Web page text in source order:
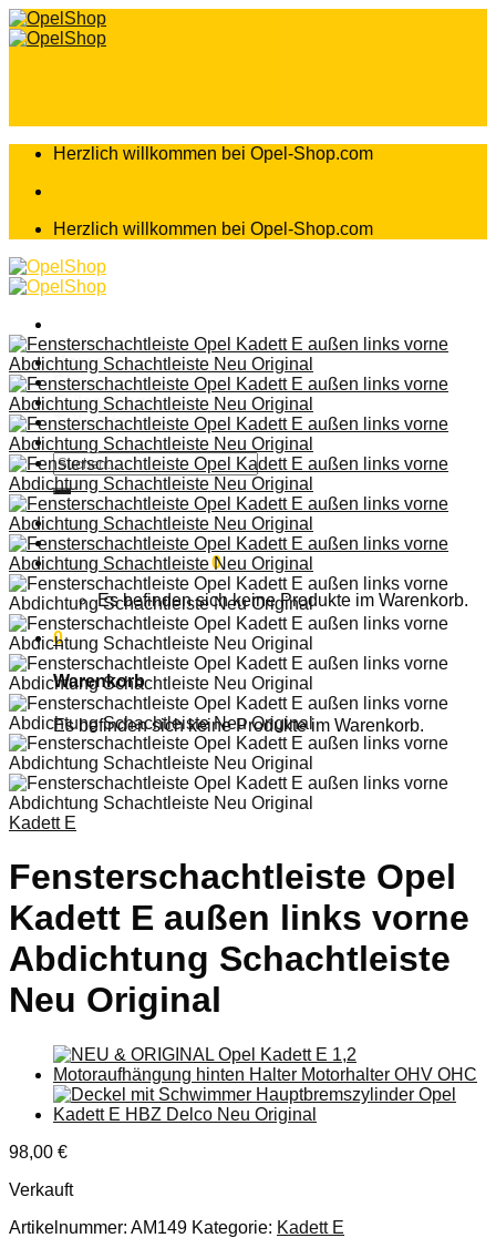
Zum
Inhalt
Herzlich willkommen bei Opel-Shop.com
Herzlich willkommen bei Opel-Shop.com
Home
Shop
Teileanfrage
Teileliste
Suchen
nach:
Anmelden
Warenkorb /0,00€ 0
Es befinden sich keine Produkte im Warenkorb.
0
Warenkorb
Es befinden sich keine Produkte im Warenkorb.
Kadett E
Fensterschachtleiste Opel
Kadett E außen links vorne
Abdichtung Schachtleiste
Neu Original
98,00 €
Verkauft
Artikelnummer: AM149 Kategorie: Kadett E